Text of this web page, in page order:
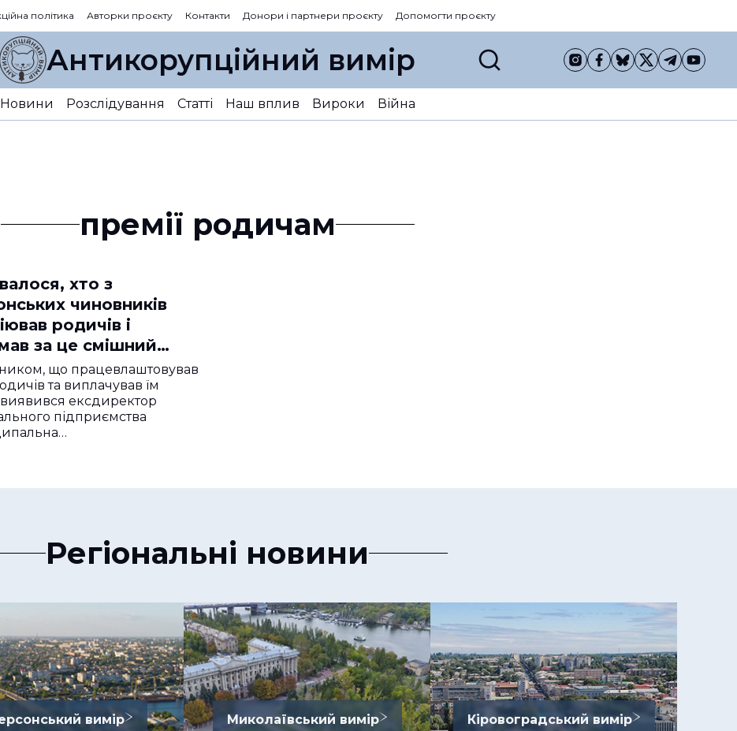
політика Авторки проєкту Контакти Донори і партнери проєкту Допомогти проєкту
Антикорупційний вимір
Новини Розслідування Статті Наш вплив Вироки Війна
премії родичам
хто з
чиновників
родичів і
за це смішний
що працевлаштовував
та виплачував їм
виявився ексдиректор
підприємства
Регіональні новини
вимір Миколаївський вимір Кіровоградський вимір